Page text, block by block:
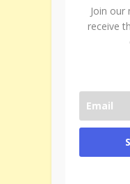
Join
receive